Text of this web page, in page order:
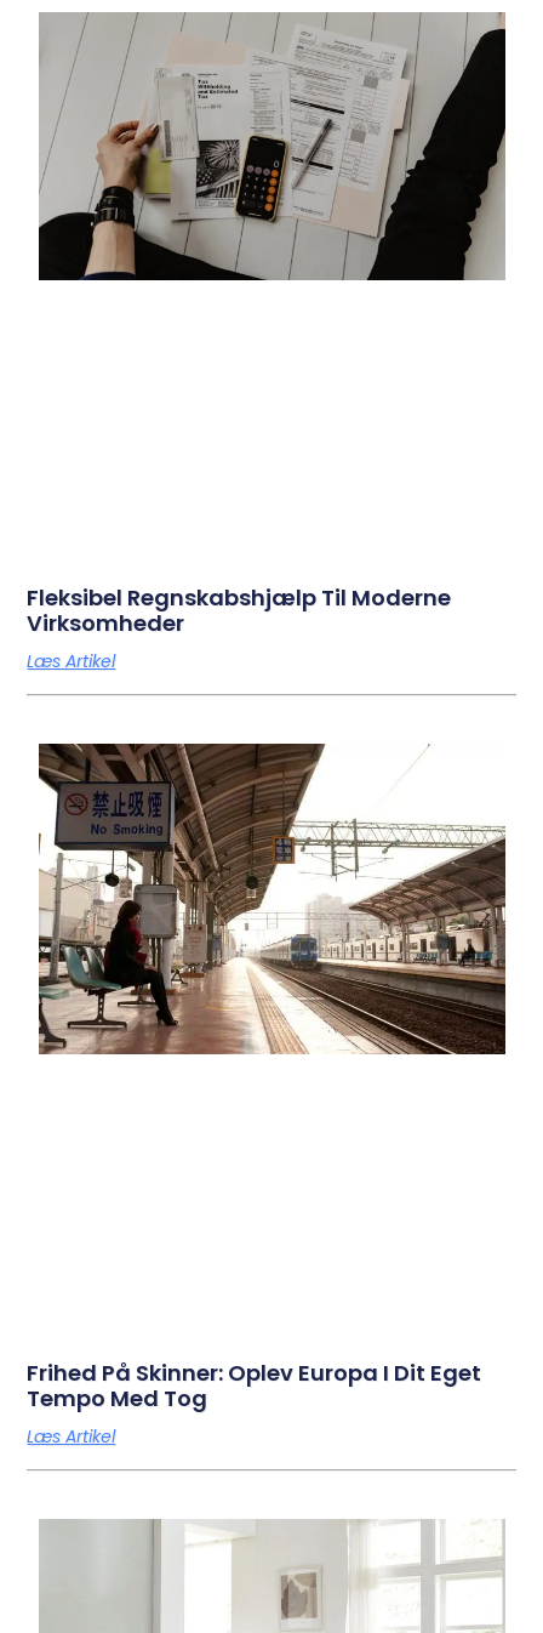
Fleksibel Regnskabshjælp Til Moderne
Virksomheder
Læs Artikel
Frihed På Skinner: Oplev Europa I Dit Eget
Tempo Med Tog
Læs Artikel